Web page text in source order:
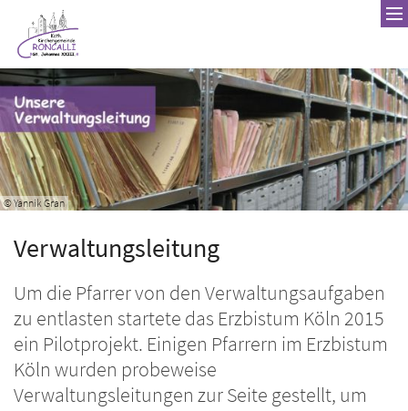
Zum Inhalt springen
© Yannik Gran
Verwaltungsleitung
Um die Pfarrer von den Verwaltungsaufgaben
zu entlasten startete das Erzbistum Köln 2015
ein Pilotprojekt. Einigen Pfarrern im Erzbistum
Köln wurden probeweise
Verwaltungsleitungen zur Seite gestellt, um